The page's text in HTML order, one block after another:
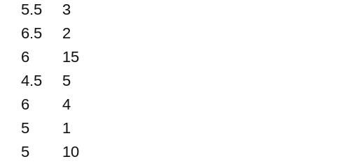
5.5
3
6.5
2
6
15
4.5
5
6
4
5
1
5
10